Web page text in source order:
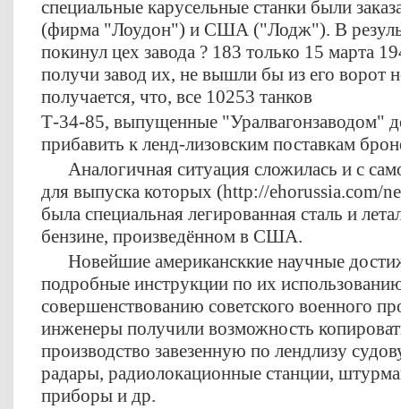
специальные карусельные станки были
(фирма "Лоудон") и США ("Лодж"). В
покинул цех завода ? 183 только 15 марта
получи завод их, не вышли бы из его ворот
получается, что, все 10253 танков
Т-34-85, выпущенные "Уралвагонзаводом"
прибавить к ленд-лизовским поставкам
Аналогичная ситуация сложилась и с
для выпуска которых (http://ehorussia.com/
была специальная легированная сталь и
бензине, произведённом в США.
Новейшие американсккие научные
подробные инструкции по их
совершенствованию советского военного
инженеры получили возможность
производство завезенную по лендлизу
радары, радиолокационные станции,
приборы и др.